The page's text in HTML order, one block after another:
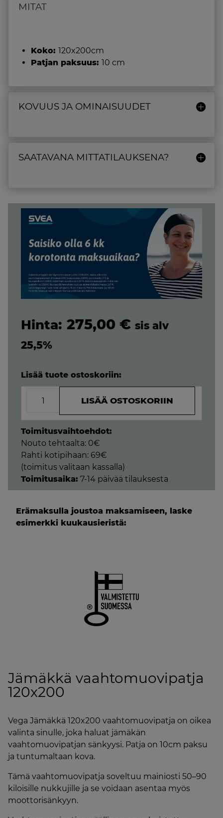
MITAT
Koko: 120x200cm
Patjan paksuus: 10 cm
KOVUUS JA OMINAISUUDET
SAATAVANA MITTATILAUKSENA?
275,00 € sis alv
25,5%
Lisää tuote ostoskoriin:
jämäkkä
vaahtomuovipatja
120x200x10cm
määrä
LISÄÄ OSTOSKORIIN
Toimitusvaihtoehdot:
Nouto tehtaalta: 0€
Rahti kotipihaan: 69€
(toimitus valitaan kassalla)
Toimitusaika: 7-14 päivää tilauksesta
Erämaksulla joustoa maksamiseen, laske
esimerkki kuukausieristä:
Jämäkkä vaahtomuovipatja
120x200
Vega Jämäkkä 120x200 vaahtomuovipatja on oikea
valinta sinulle, joka haluat jämäkän
vaahtomuovipatjan sänkyysi. Patja on 10cm paksu
ja tuntumaltaan kova.
Tämä vaahtomuovipatja soveltuu mainiosti 50–90
kiloisille nukkujille ja se voidaan asentaa myös
moottorisänkyyn.